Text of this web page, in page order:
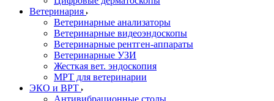
Ветеринария
Ветеринарные анализаторы
Ветеринарные видеоэндоскопы
Ветеринарные рентген-аппараты
Ветеринарные УЗИ
Жесткая вет. эндоскопия
МРТ для ветеринарии
ЭКО и ВРТ
Антивибрационные столы